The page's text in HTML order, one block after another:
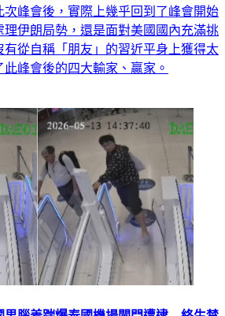
的議題也備受全球關注。《彭博》分
峰會後，實際上幾乎回到了峰會開始
伊朗局勢，還是面對美國國內充滿挑
從自稱「朋友」的習近平身上獲得太